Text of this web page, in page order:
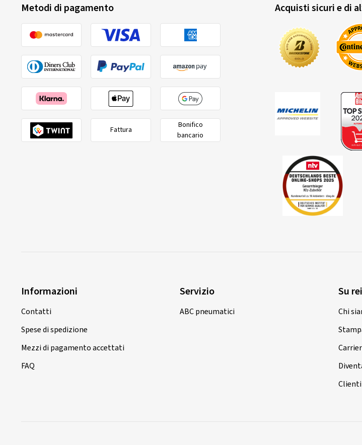
Metodi di pagamento
Fattura
Bonifico
bancario
Acquisti sicuri e di
Informazioni
Contatti
Spese di spedizione
Mezzi di pagamento accettati
FAQ
Servizio
ABC pneumatici
Su
Chi
Clienti